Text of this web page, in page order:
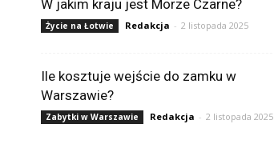
W jakim kraju jest Morze Czarne?
Życie na Łotwie Redakcja - 2 listopada 2025
Ile kosztuje wejście do zamku w
Warszawie?
Zabytki w Warszawie Redakcja - 2 listopada 2025